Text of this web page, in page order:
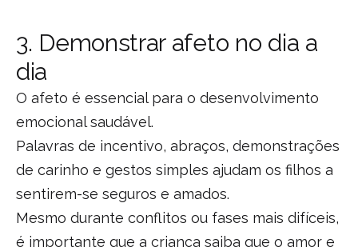
3. Demonstrar afeto no dia a
dia
O afeto é essencial para o desenvolvimento
emocional saudável.
Palavras de incentivo, abraços, demonstrações
de carinho e gestos simples ajudam os filhos a
sentirem-se seguros e amados.
Mesmo durante conflitos ou fases mais difíceis,
é importante que a criança saiba que o amor e